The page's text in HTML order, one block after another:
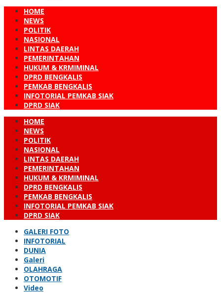
HOME
NEWS
POLITIK
NASIONAL
LINTAS DAERAH
PEMERINTAHAN
HUKUM & KRMIMINAL
DPRD BENGKALIS
PEMKAB BENGKALIS
INFOTORIAL PEMKAB SIAK
DPRD SIAK
HOME
NEWS
POLITIK
NASIONAL
LINTAS DAERAH
PEMERINTAHAN
HUKUM & KRMIMINAL
DPRD BENGKALIS
PEMKAB BENGKALIS
INFOTORIAL PEMKAB SIAK
DPRD SIAK
GALERI FOTO
INFOTORIAL
DUNIA
Galeri
OLAHRAGA
OTOMOTIF
Video